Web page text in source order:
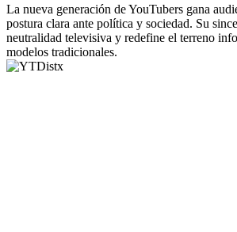
La nueva generación de YouTubers gana
postura clara ante política y sociedad. Su
neutralidad televisiva y redefine el terreno
modelos tradicionales.